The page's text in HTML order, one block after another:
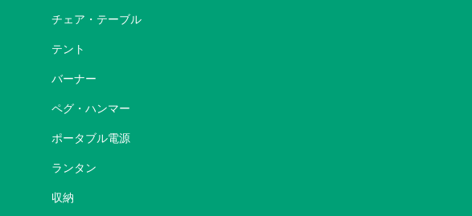
チェア・テーブル
テント
バーナー
ペグ・ハンマー
ポータブル電源
ランタン
収納